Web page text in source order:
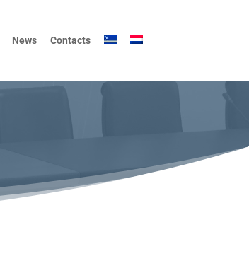
News Contacts